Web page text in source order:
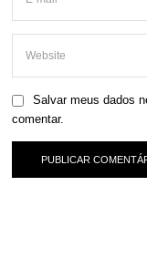
Salvar meus dados
comentar.